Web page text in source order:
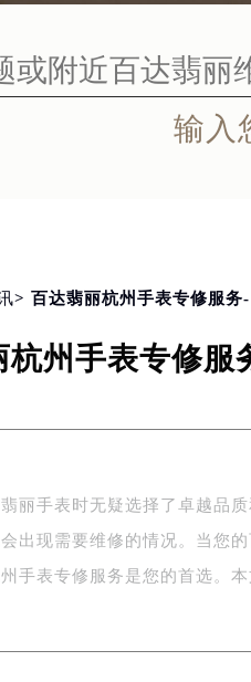
输入
> 百达翡丽杭州手表专修服务
杭州手表专修服
丽手表时无疑选择了卓越品
出现需要维修的情况。当您
手表专修服务是您的首选。